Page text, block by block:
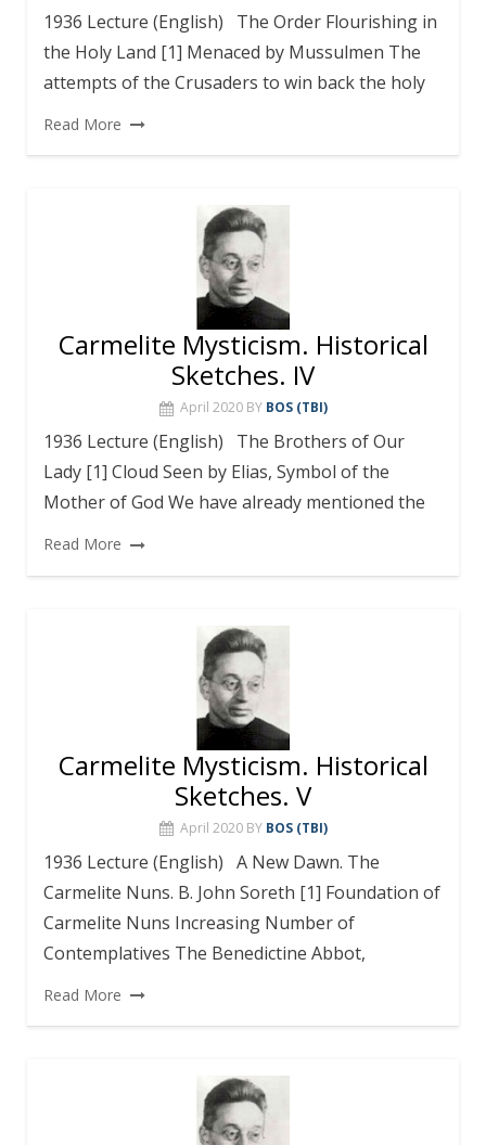
1936 Lecture (English) The Order Flourishing in
the Holy Land [1] Menaced by Mussulmen The
attempts of the Crusaders to win back the holy
Read More
Carmelite Mysticism. Historical
Sketches. IV
April 2020 BY BOS (TBI)
1936 Lecture (English) The Brothers of Our
Lady [1] Cloud Seen by Elias, Symbol of the
Mother of God We have already mentioned the
Read More
Carmelite Mysticism. Historical
Sketches. V
April 2020 BY BOS (TBI)
1936 Lecture (English) A New Dawn. The
Carmelite Nuns. B. John Soreth [1] Foundation of
Carmelite Nuns Increasing Number of
Contemplatives The Benedictine Abbot,
Read More